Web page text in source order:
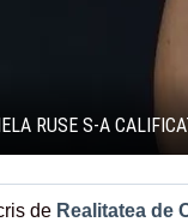
RUSE S-A
de Realitatea de